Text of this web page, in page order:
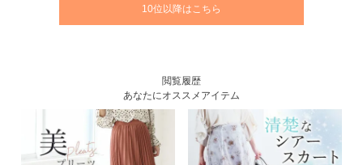
10位以降はこちら
閲覧履歴
あなたにオススメアイテム